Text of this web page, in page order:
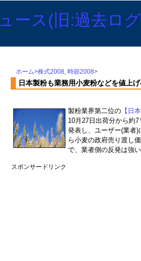
ホーム>株式2008, 時節2008>
日本製粉も業務用小麦粉などを値上
製粉業界第二位の 【日
10月27日出荷分から約
発表し、ユーザー(業者
ら小麦の政府売り渡し
で、業者側の反発は強
スポンサードリンク